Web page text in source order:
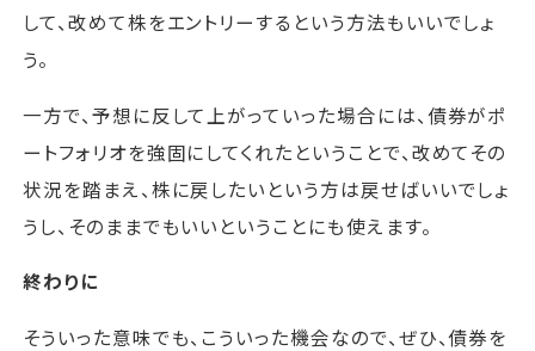
して、改めて株をエントリーするという方法もいいでしょ
う。
一方で、予想に反して上がっていった場合には、債券がポ
ートフォリオを強固にしてくれたということで、改めてその
状況を踏まえ、株に戻したいという方は戻せばいいでしょ
うし、そのままでもいいということにも使えます。
終わりに
そういった意味でも、こういった機会なので、ぜひ、債券を